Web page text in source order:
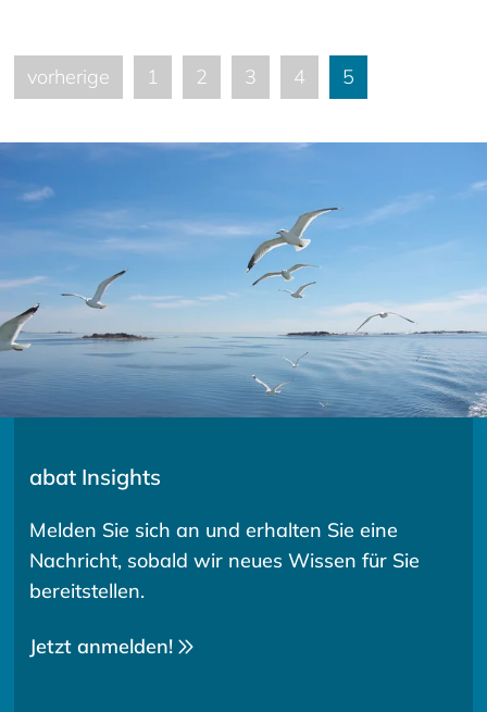
vorherige 1 2 3 4 5
abat Insights
Melden Sie sich an und erhalten Sie eine
Nachricht, sobald wir neues Wissen für Sie
bereitstellen.
Jetzt anmelden!